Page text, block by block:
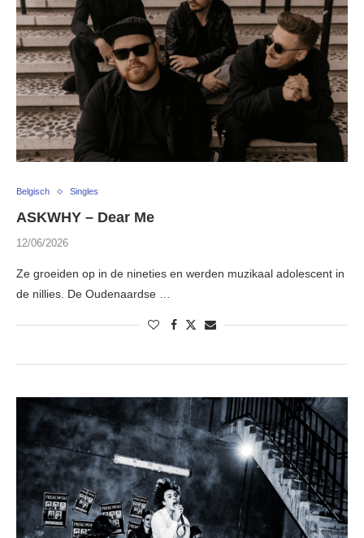
Belgisch Singles
ASKWHY – Dear Me
12/06/2026
Ze groeiden op in de nineties en werden muzikaal adolescent in
de nillies. De Oudenaardse …